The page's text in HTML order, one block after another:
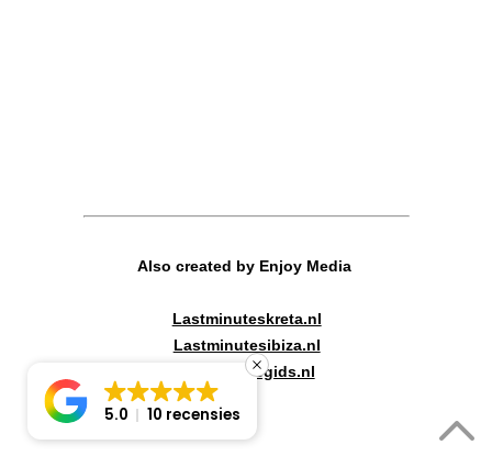
Also created by Enjoy Media
Lastminuteskreta.nl
Lastminutesibiza.nl
Canadareisgids.nl
5.0 10 recensies